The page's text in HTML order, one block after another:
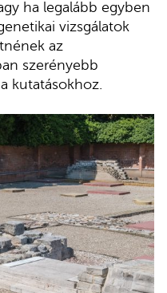
ha legalább egyben
vizsgálatok
az
szerényebb
kutatásokhoz.